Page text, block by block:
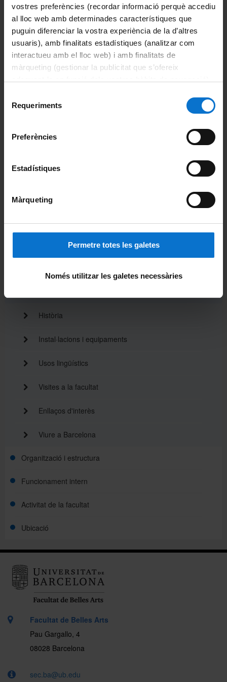
vostres preferències (recordar informació perquè accediu
al lloc web amb determinades característiques que
puguin diferenciar la vostra experiència de la d’altres
usuaris), amb finalitats estadístiques (analitzar com
interactueu amb el lloc web) i amb finalitats de
màrqueting (gestionar la publicitat que s’ofereix
consultar laPolítica de galetes del lloc web de la
Requeriments
Preferències
Estadístiques
Màrqueting
Permetre totes les galetes
Només utilitzar les galetes necessàries
Història
Instal·lacions i equipaments
Usos lingüístics
Visites a la facultat
Enllaços d'interès
Viure a Barcelona
Organització i estructura
Funcionament intern
Activitat de la facultat
Ubicació
Tràmits administratius de Secretaria
Sistema de qualitat
Normatives
Reserva d'espais
Oficina d'Afers Generals
CRAI Biblioteca
Difusió d'activitats
Facultat de Belles Arts
Pau Gargallo, 4
08028 Barcelona
sec.ba@ub.edu